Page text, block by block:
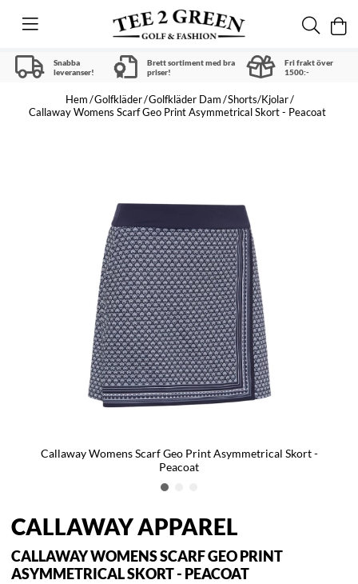
Snabba
leveranser!
Brett sortiment med bra
priser!
Fri frakt över
1500:-
Hem Golfkläder Golfkläder Dam Shorts/Kjolar
Callaway Womens Scarf Geo Print Asymmetrical Skort - Peacoat
Callaway Womens Scarf Geo Print Asymmetrical Skort -
Peacoat
CALLAWAY APPAREL
CALLAWAY WOMENS SCARF GEO PRINT
ASYMMETRICAL SKORT - PEACOAT